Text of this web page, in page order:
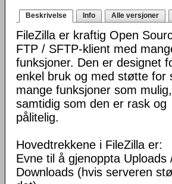
Beskrivelse Info Alle versjoner
FileZilla er kraftig Open
FTP / SFTP-klient med
funksjoner. Den er designet
enkel bruk og med støtte for
mange funksjoner som mulig,
samtidig som den er rask og
pålitelig.
Hovedtrekkene i FileZilla er:
Evne til å gjenoppta Uploads
Downloads (hvis serveren